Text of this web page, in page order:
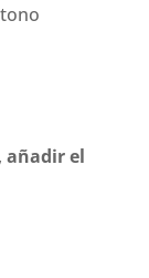
añadir el